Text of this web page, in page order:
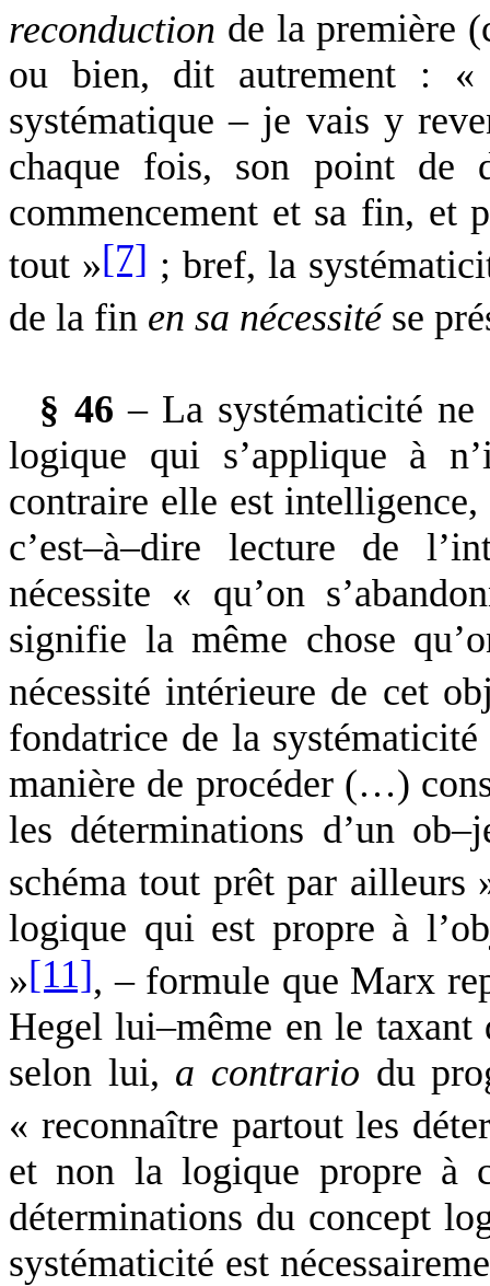
reconduction de la première
ou bien, dit autrement : «
systématique – je vais y
chaque fois, son point de
commencement et sa fin, et
tout »[7] ; bref, la
de la fin en sa nécessitése
§ 46 – La systématicité
logique qui s’applique à
contraire elle est
c’est–à–dire lecture de
nécessite « qu’on
signifie la même chose
nécessité intérieure de cet
fondatrice de la
manière de procéder (…)
les déterminations d’un
schéma tout prêt par ailleurs
logique qui est propre à
»[11], – formule que Marx
Hegel lui–même en le taxant
selon lui, a contrario du
« reconnaître partout les
et non la logique propre à
déterminations du concept
systématicité est